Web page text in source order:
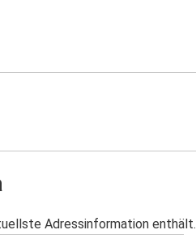
Adressinformation enthält.